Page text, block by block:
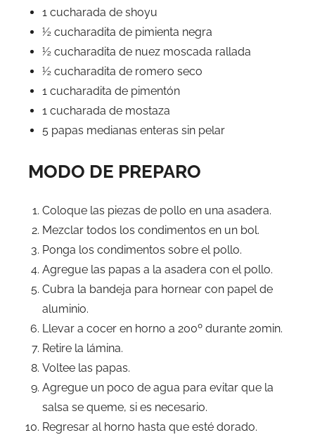
1 cucharada de shoyu
½ cucharadita de pimienta negra
½ cucharadita de nuez moscada rallada
½ cucharadita de romero seco
1 cucharadita de pimentón
1 cucharada de mostaza
5 papas medianas enteras sin pelar
MODO DE PREPARO
Coloque las piezas de pollo en una asadera.
Mezclar todos los condimentos en un bol.
Ponga los condimentos sobre el pollo.
Agregue las papas a la asadera con el pollo.
Cubra la bandeja para hornear con papel de
aluminio.
Llevar a cocer en horno a 200º durante 20min.
Retire la lámina.
Voltee las papas.
Agregue un poco de agua para evitar que la
salsa se queme, si es necesario.
Regresar al horno hasta que esté dorado.